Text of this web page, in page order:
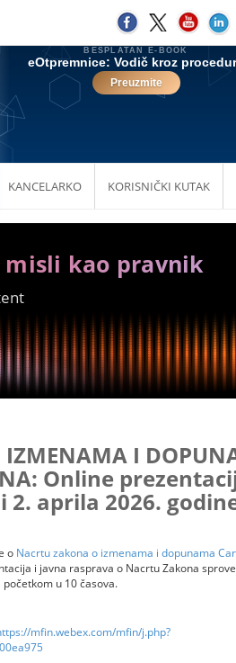
KANCELARKO KORISNIČKI KUTAK
kao pravnik
IZMENAMA I
Online
aprila 2026.
o Nacrtu zakona o izmenama i dopunama
i javna rasprava o Nacrtu Zakona
u 10 časova.
mfin.webex.com/mfin/j.php?